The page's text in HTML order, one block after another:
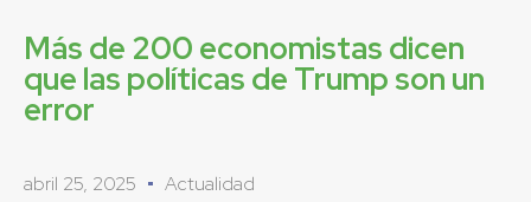
Más de 200 economistas dicen
que las políticas de Trump son un
error
abril 25, 2025 Actualidad